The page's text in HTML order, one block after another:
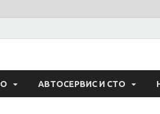
Авто
АВТОСЕРВИС И СТО